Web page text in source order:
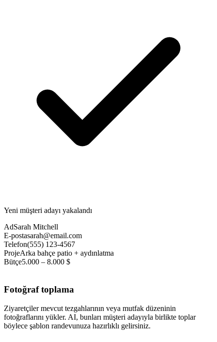
Yeni müşteri adayı yakalandı
AdSarah Mitchell
E-postasarah@email.com
Telefon(555) 123-4567
ProjeArka bahçe patio + aydınlatma
Bütçe5.000 – 8.000 $
Fotoğraf toplama
Ziyaretçiler mevcut tezgahlarının veya mutfak düzeninin
fotoğraflarını yükler. AI, bunları müşteri adayıyla birlikte toplar
böylece şablon randevunuza hazırlıklı gelirsiniz.